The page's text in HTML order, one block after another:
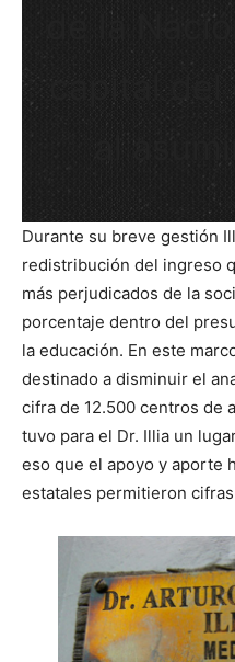
de la
capital del
al
Durante su breve gestión
redistribución del ingreso
más perjudicados de la
porcentaje dentro del
la educación. En este
destinado a disminuir el
cifra de 12.500 centros de
tuvo para el Dr. Illia un
eso que el apoyo y aporte
estatales permitieron